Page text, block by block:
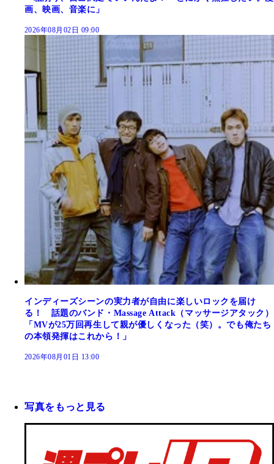
画、映画、音楽に」
2026年08月02日 09:00
インディーズシーンの実力者が自由に楽しいロックを届け
る！ 話題のバンド・Massage Attack（マッサージアタック）
「MVが25万回再生して親が優しくなった（笑）。でも俺たち
の本領発揮はこれから！」
2026年08月01日 13:00
写真をもっと見る